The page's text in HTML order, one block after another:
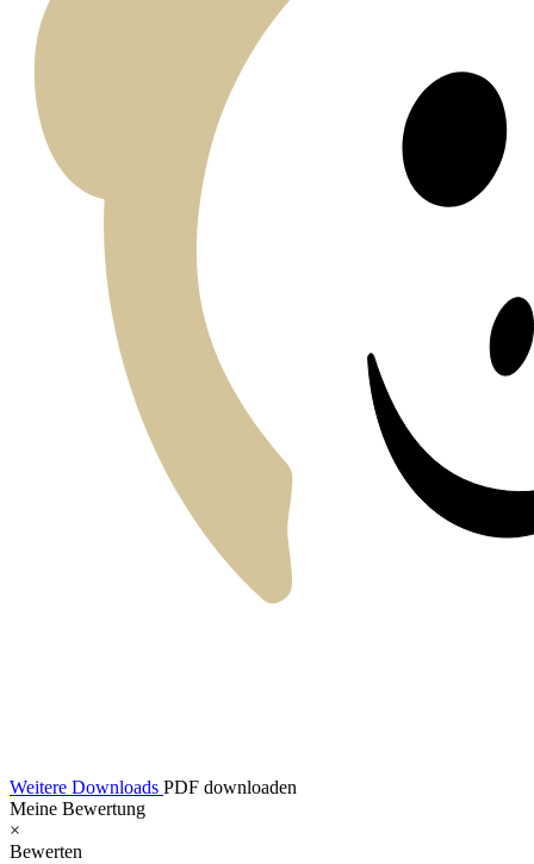
Weitere Downloads PDF downloaden
Meine Bewertung
×
Bewerten